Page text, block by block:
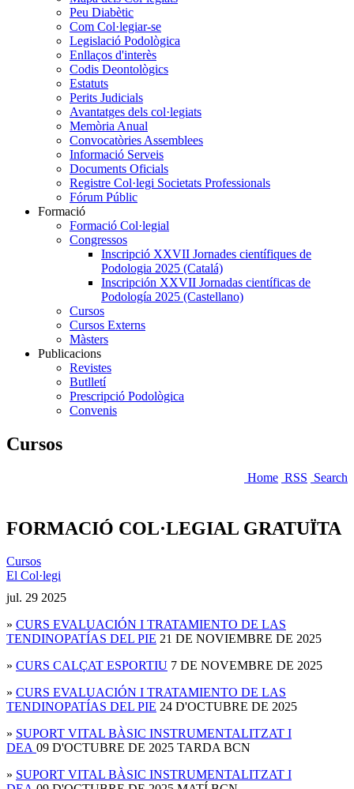
Peu Diabètic
Com Col·legiar-se
Legislació Podològica
Enllaços d'interès
Codis Deontològics
Estatuts
Perits Judicials
Avantatges dels col·legiats
Memòria Anual
Convocatòries Assemblees
Informació Serveis
Documents Oficials
Registre Col·legi Societats Professionals
Fórum Públic
Formació
Formació Col·legial
Congressos
Inscripció XXVII Jornades científiques de
Podologia 2025 (Catalá)
Inscripción XXVII Jornadas científicas de
Podología 2025 (Castellano)
Cursos
Cursos Externs
Màsters
Publicacions
Revistes
Butlletí
Prescripció Podològica
Convenis
Cursos
Home RSS Search
FORMACIÓ COL·LEGIAL GRATUÏTA
Cursos
El Col·legi
jul. 29 2025
» CURS EVALUACIÓN I TRATAMIENTO DE LAS
TENDINOPATÍAS DEL PIE 21 DE NOVIEMBRE DE 2025
» CURS CALÇAT ESPORTIU 7 DE NOVEMBRE DE 2025
» CURS EVALUACIÓN I TRATAMIENTO DE LAS
TENDINOPATÍAS DEL PIE 24 D'OCTUBRE DE 2025
» SUPORT VITAL BÀSIC INSTRUMENTALITZAT I
DEA 09 D'OCTUBRE DE 2025 TARDA BCN
» SUPORT VITAL BÀSIC INSTRUMENTALITZAT I